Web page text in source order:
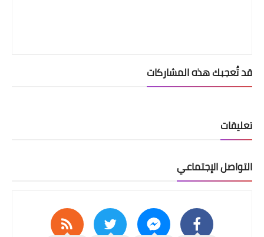
قد تُعجبك هذه المشاركات
تعليقات
التواصل الإجتماعي